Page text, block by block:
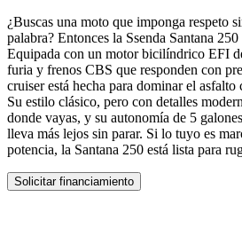
¿Buscas una moto que imponga respeto
palabra? Entonces la Ssenda Santana
Equipada con un motor bicilíndrico EFI
furia y frenos CBS que responden con
cruiser está hecha para dominar el asfalto
Su estilo clásico, pero con detalles
donde vayas, y su autonomía de 5
lleva más lejos sin parar. Si lo tuyo es
potencia, la Santana 250 está lista para
Solicitar financiamiento